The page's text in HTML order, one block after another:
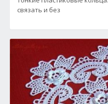
связать и без